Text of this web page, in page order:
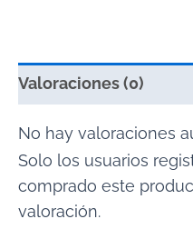
Valoraciones (0)
No hay valoraciones
Solo los usuarios
comprado este
valoración.